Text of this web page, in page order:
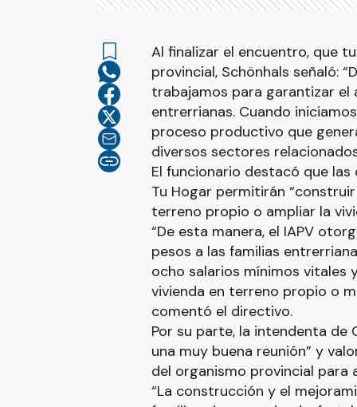
Al finalizar el encuentro, que
provincial, Schönhals señaló:
trabajamos para garantizar el
entrerrianas. Cuando
proceso productivo que
diversos sectores
El funcionario destacó que
Tu Hogar permitirán
terreno propio o ampliar la
“De esta manera, el IAPV
pesos a las familias
ocho salarios mínimos vitales
vivienda en terreno propio o
comentó el directivo.
Por su parte, la intendenta de
una muy buena reunión” y
del organismo provincial para
“La construcción y el